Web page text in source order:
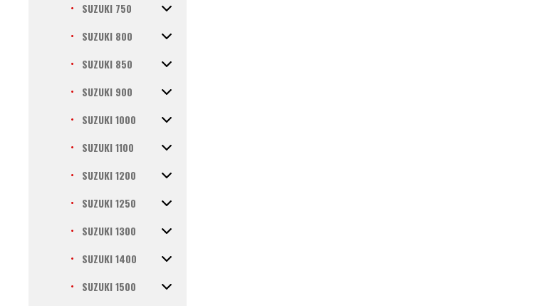
SUZUKI 750
SUZUKI 800
SUZUKI 850
SUZUKI 900
SUZUKI 1000
SUZUKI 1100
SUZUKI 1200
SUZUKI 1250
SUZUKI 1300
SUZUKI 1400
SUZUKI 1500